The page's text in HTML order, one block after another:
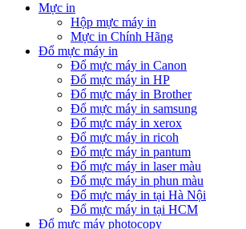
Mực in
Hộp mực máy in
Mực in Chính Hãng
Đổ mực máy in
Đổ mực máy in Canon
Đổ mực máy in HP
Đổ mực máy in Brother
Đổ mực máy in samsung
Đổ mực máy in xerox
Đổ mực máy in ricoh
Đổ mực máy in pantum
Đổ mực máy in laser màu
Đổ mực máy in phun màu
Đổ mực máy in tại Hà Nội
Đổ mực máy in tại HCM
Đổ mực máy photocopy